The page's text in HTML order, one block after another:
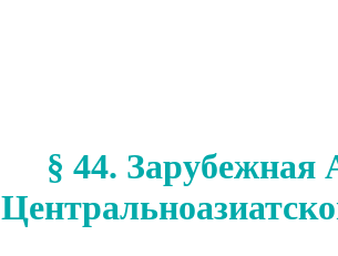
§ 44. Зарубежная